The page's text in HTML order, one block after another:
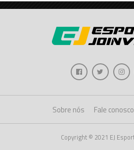
Sobre nós Fale conosco
Copyright © 2021 EJ